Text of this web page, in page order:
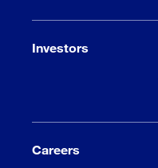
Investors
Careers